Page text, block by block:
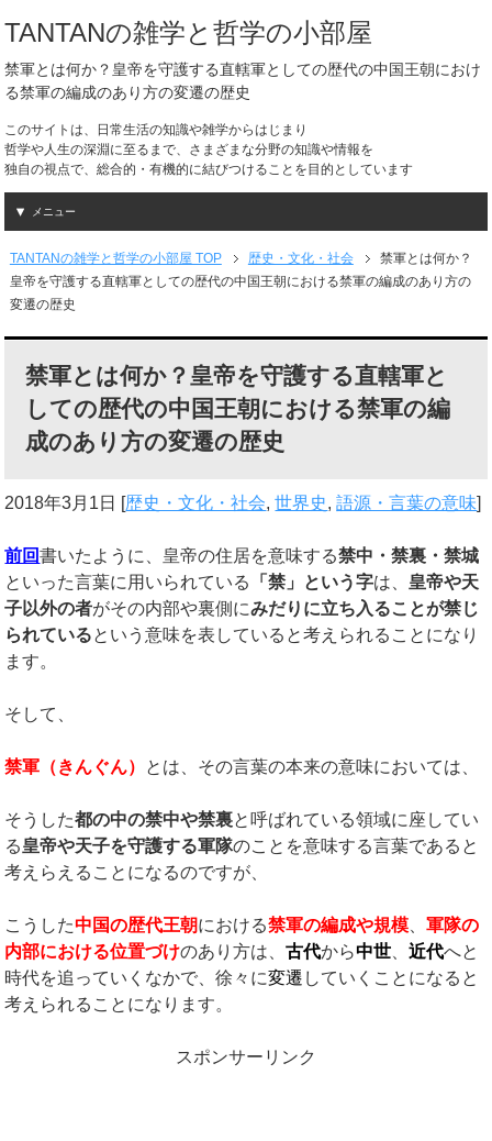
TANTANの雑学と哲学の小部屋
禁軍とは何か？皇帝を守護する直轄軍としての歴代の中国王朝におけ
る禁軍の編成のあり方の変遷の歴史
このサイトは、日常生活の知識や雑学からはじまり
哲学や人生の深淵に至るまで、さまざまな分野の知識や情報を
独自の視点で、総合的・有機的に結びつけることを目的としています
メニュー
TANTANの雑学と哲学の小部屋 TOP 歴史・文化・社会
禁軍とは何か？
皇帝を守護する直轄軍としての歴代の中国王朝における禁軍の編成のあり方の
変遷の歴史
禁軍とは何か？皇帝を守護する直轄軍と
しての歴代の中国王朝における禁軍の編
成のあり方の変遷の歴史
2018年3月1日 [歴史・文化・社会,世界史,語源・言葉の意味]
前回書いたように、皇帝の住居を意味する禁中・禁裏・禁城
といった言葉に用いられている
「禁」という字は、 皇帝や天
子以外の者がその内部や裏側にみだりに立ち入ることが禁じ
られているという意味を表していると考えられることになり
ます。
そして、
禁軍（きんぐん） とは、その言葉の本来の意味においては、
そうした都の中の禁中や禁裏と呼ばれている領域に座してい
る皇帝や天子を守護する軍隊のことを意味する言葉であると
考えらえることになるのですが、
こうした中国の歴代王朝における禁軍の編成や規模 、軍隊の
内部における位置づけのあり方は、古代から中世 、近代へと
時代を追っていくなかで、徐々に変遷 していくことになると
考えられることになります。
スポンサーリンク